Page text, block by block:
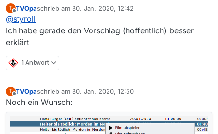
den Eintrag in der Liste bewirkt nichts
Eintrags (also sehr wohl ein Klick).
Dann ändert man, was zu ändern ist, und bestätigt
T
Offline
TVOpaschrieb am 30. Jan. 2020, 12:42
zuletzt editiert von
@styroll
Ich habe gerade den Vorschlag (hoffentlich) besser
erklärt
1 Antwort
T
Offline
TVOpaschrieb am 30. Jan. 2020, 12:50
zuletzt editiert von
Noch ein Wunsch: